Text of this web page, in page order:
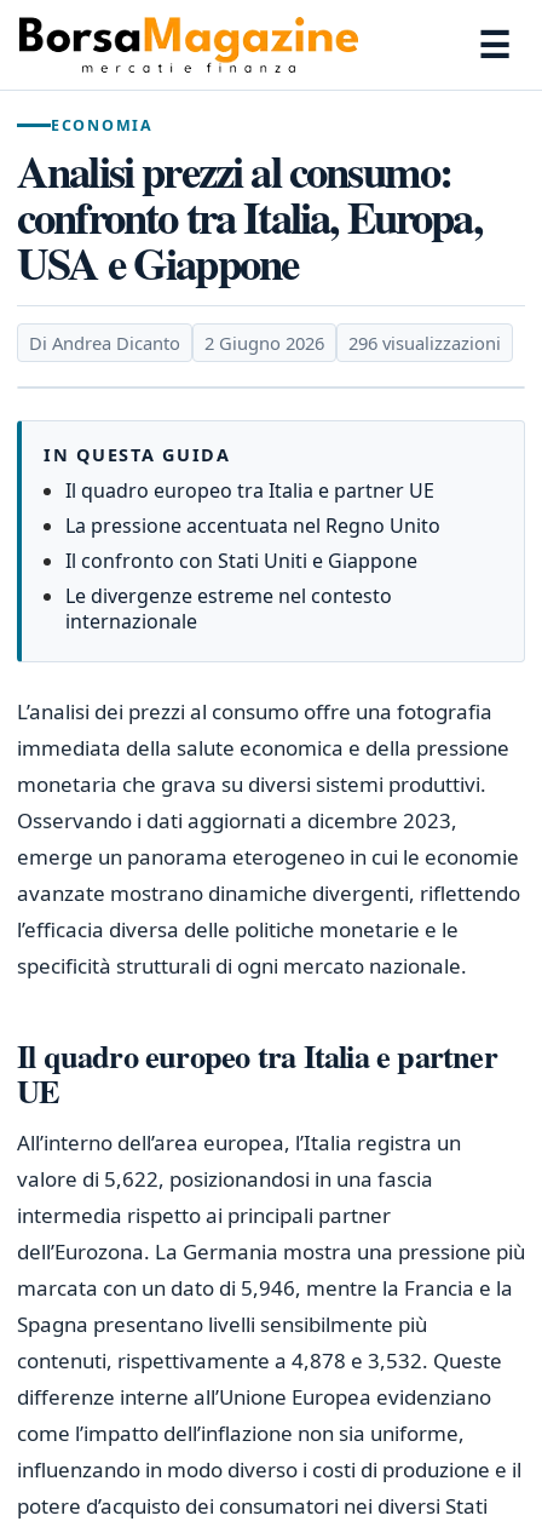
☰
ECONOMIA
Analisi prezzi al consumo:
confronto tra Italia, Europa,
USA e Giappone
Di Andrea Dicanto 2 Giugno 2026 296 visualizzazioni
IN QUESTA GUIDA
Il quadro europeo tra Italia e partner UE
La pressione accentuata nel Regno Unito
Il confronto con Stati Uniti e Giappone
Le divergenze estreme nel contesto
internazionale
L’analisi dei prezzi al consumo offre una fotografia
immediata della salute economica e della pressione
monetaria che grava su diversi sistemi produttivi.
Osservando i dati aggiornati a dicembre 2023,
emerge un panorama eterogeneo in cui le economie
avanzate mostrano dinamiche divergenti, riflettendo
l’efficacia diversa delle politiche monetarie e le
specificità strutturali di ogni mercato nazionale.
Il quadro europeo tra Italia e partner
UE
All’interno dell’area europea, l’Italia registra un
valore di 5,622, posizionandosi in una fascia
intermedia rispetto ai principali partner
dell’Eurozona. La Germania mostra una pressione più
marcata con un dato di 5,946, mentre la Francia e la
Spagna presentano livelli sensibilmente più
contenuti, rispettivamente a 4,878 e 3,532. Queste
differenze interne all’Unione Europea evidenziano
come l’impatto dell’inflazione non sia uniforme,
influenzando in modo diverso i costi di produzione e il
potere d’acquisto dei consumatori nei diversi Stati